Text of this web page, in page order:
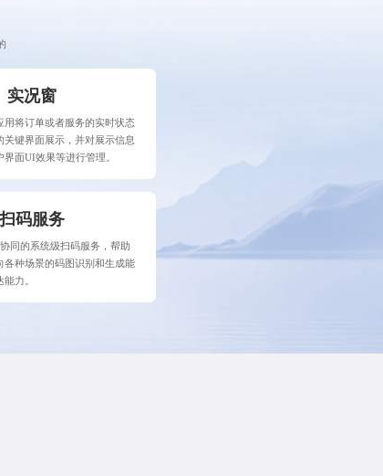
实况窗
用将订单或者服务的实时状态
关键界面展示，并对展示信息
面UI效果等进行管理。
扫码服务
同的系统级扫码服务，帮助
各种场景的码图识别和生成能
力。